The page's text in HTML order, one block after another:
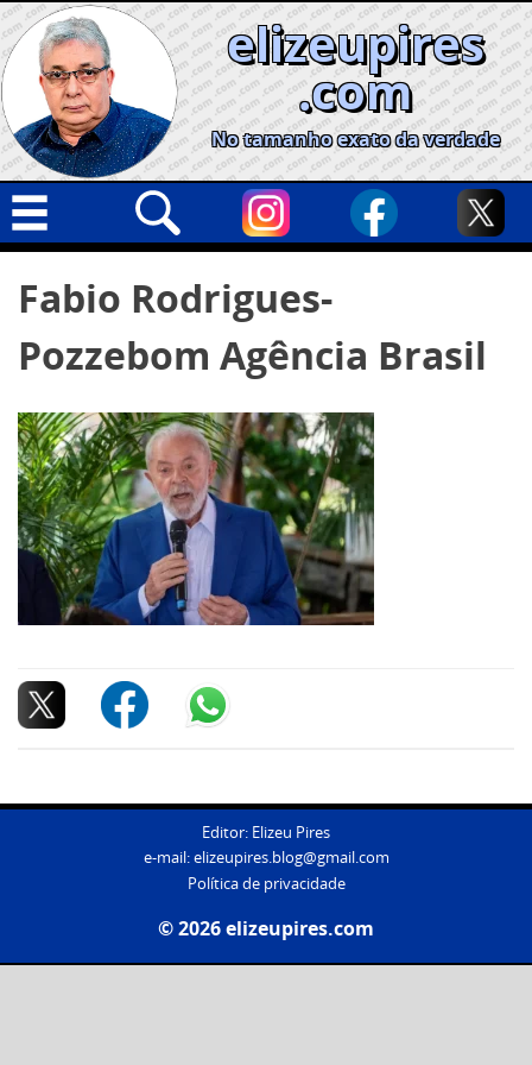
Skip
to
content
elizeupires
.com
No tamanho exato da verdade
Geral
Cidades
Nacional
Opinião
Informe especial
por:
Fabio Rodrigues-
Pozzebom Agência Brasil
Editor: Elizeu Pires
e-mail:elizeupires.blog@gmail.com
Política de privacidade
© 2026 elizeupires.com